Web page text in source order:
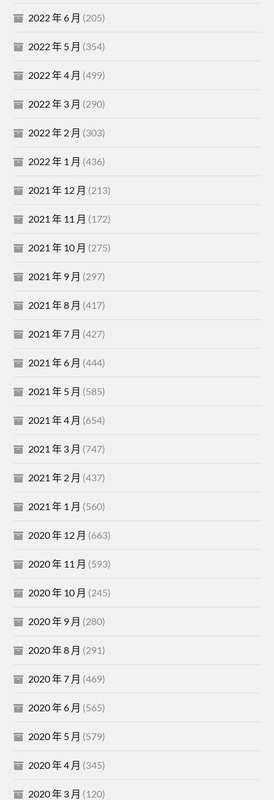
2022 年 6 月 (205)
2022 年 5 月 (354)
2022 年 4 月 (499)
2022 年 3 月 (290)
2022 年 2 月 (303)
2022 年 1 月 (436)
2021 年 12 月 (213)
2021 年 11 月 (172)
2021 年 10 月 (275)
2021 年 9 月 (297)
2021 年 8 月 (417)
2021 年 7 月 (427)
2021 年 6 月 (444)
2021 年 5 月 (585)
2021 年 4 月 (654)
2021 年 3 月 (747)
2021 年 2 月 (437)
2021 年 1 月 (560)
2020 年 12 月 (663)
2020 年 11 月 (593)
2020 年 10 月 (245)
2020 年 9 月 (280)
2020 年 8 月 (291)
2020 年 7 月 (469)
2020 年 6 月 (565)
2020 年 5 月 (579)
2020 年 4 月 (345)
2020 年 3 月 (120)